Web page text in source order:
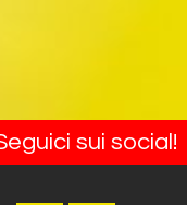
sui social!